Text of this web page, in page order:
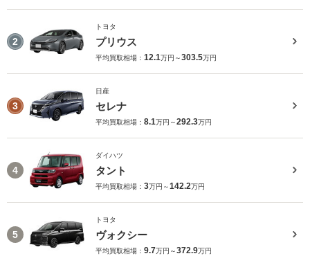
2
トヨタ
プリウス
平均買取相場： 12.1万円～303.5万円
3
日産
セレナ
平均買取相場： 8.1万円～292.3万円
4
ダイハツ
タント
平均買取相場： 3万円～142.2万円
5
トヨタ
ヴォクシー
平均買取相場： 9.7万円～372.9万円